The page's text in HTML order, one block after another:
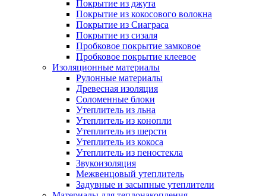
Покрытие из джута
Покрытие из кокосового волокна
Покрытие из Сиаграса
Покрытие из сизаля
Пробковое покрытие замковое
Пробковое покрытие клеевое
Изоляционные материалы
Рулонные материалы
Древесная изоляция
Соломенные блоки
Утеплитель из льна
Утеплитель из конопли
Утеплитель из шерсти
Утеплитель из кокоса
Утеплитель из пеностекла
Звукоизоляция
Межвенцовый утеплитель
Задувные и засыпные утеплители